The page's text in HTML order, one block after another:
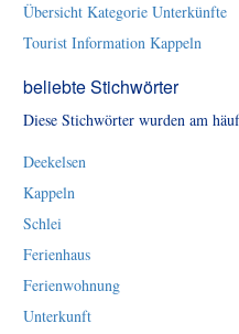
Übersicht Kategorie Unterkünfte
Tourist Information Kappeln
beliebte Stichwörter
Diese Stichwörter wurden am
Deekelsen
Kappeln
Schlei
Ferienhaus
Ferienwohnung
Unterkunft